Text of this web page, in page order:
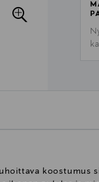
koostumus